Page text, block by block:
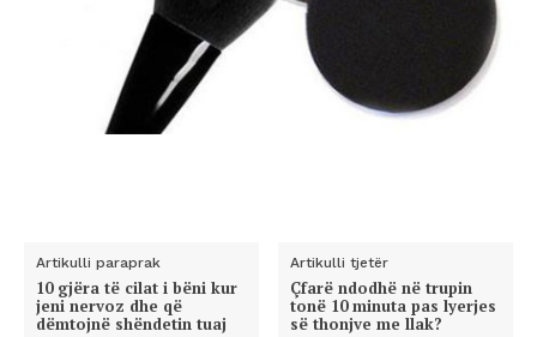
Artikulli paraprak
10 gjëra të cilat i bëni kur
jeni nervoz dhe që
dëmtojnë shëndetin tuaj
Artikulli tjetër
Çfarë ndodhë në trupin
tonë 10 minuta pas lyerjes
së thonjve me llak?